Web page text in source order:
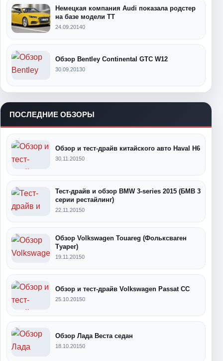
Немецкая компания Audi показала родстер
на базе модели TT
24.09.20140
Обзор Bentley Continental GTC W12
30.09.20130
ПОСЛЕДНИЕ ОБЗОРЫ
Обзор и тест-драйв китайского авто Haval H6
30.11.20150
Тест-драйв и обзор BMW 3-series 2015 (БМВ 3
серии рестайлинг)
22.11.20150
Обзор Volkswagen Touareg (Фольксваген
Туарег)
19.11.20150
Обзор и тест-драйв Volkswagen Passat CC
25.10.20150
Обзор Лада Веста седан
18.10.20150